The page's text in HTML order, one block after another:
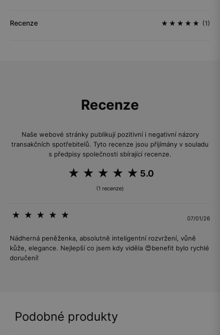
Recenze (1)
Recenze
Naše webové stránky publikují pozitivní i negativní názory
transakčních spotřebitelů. Tyto recenze jsou přijímány v souladu
s předpisy společnosti sbírající recenze.
5.0
(1 recenze)
07/01/26
Nádherná peněženka, absolutně inteligentní rozvržení, vůně
kůže, elegance. Nejlepší co jsem kdy viděla 😍benefit bylo rychlé
doručení!
Podobné produkty